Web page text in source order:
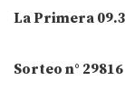
La Primera
Sorteo n° 29816